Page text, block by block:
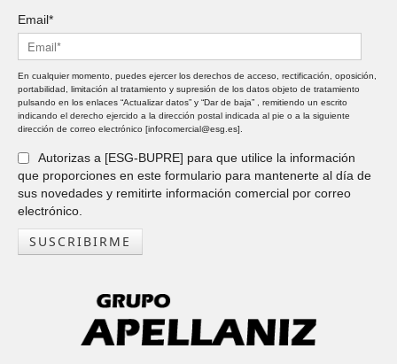
Email*
En cualquier momento, puedes ejercer los derechos de acceso, rectificación, oposición,
portabilidad, limitación al tratamiento y supresión de los datos objeto de tratamiento
pulsando en los enlaces “Actualizar datos” y “Dar de baja” , remitiendo un escrito
indicando el derecho ejercido a la dirección postal indicada al pie o a la siguiente
dirección de correo electrónico [infocomercial@esg.es].
Autorizas a [ESG-BUPRE] para que utilice la información
que proporciones en este formulario para mantenerte al día de
sus novedades y remitirte información comercial por correo
electrónico.
SUSCRIBIRME